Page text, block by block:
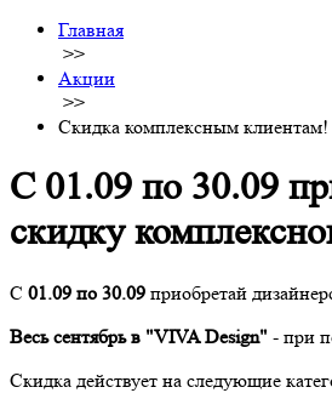
Главная
>>
Акции
>>
Скидка комплексным клиентам!
С 01.09 по 30.09
скидку
С 01.09 по 30.09 приобретай
Весь сентябрь в "VIVA Design" - при
Скидка действует на следующие